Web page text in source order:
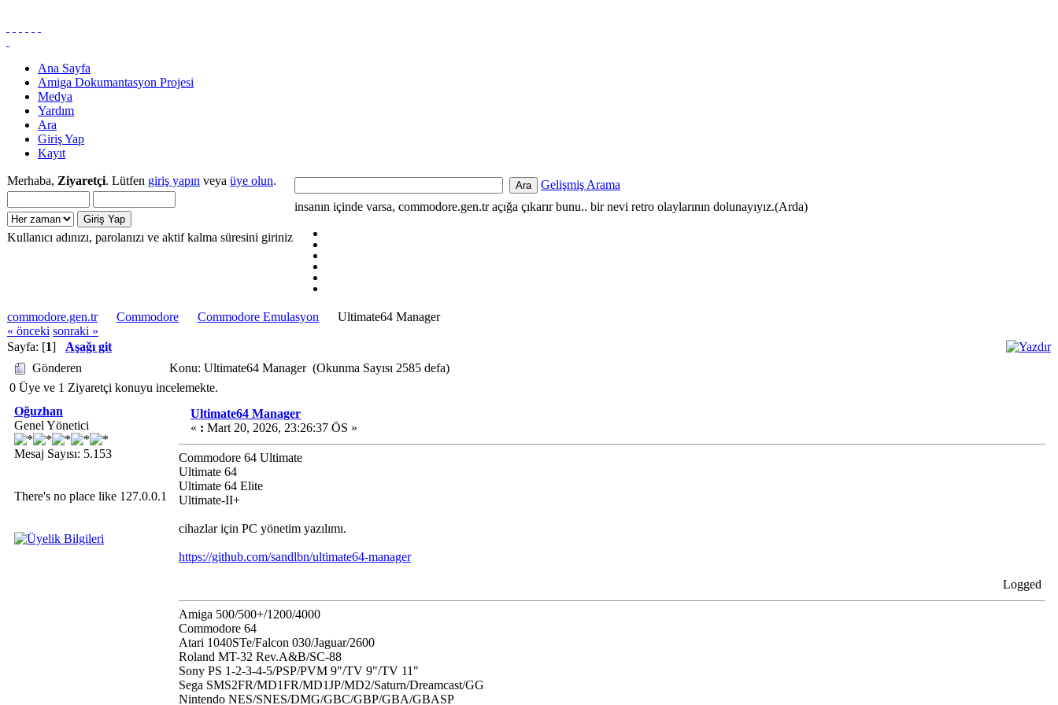
Ana Sayfa
Amiga Dokumantasyon Projesi
Medya
Yardım
Ara
Giriş Yap
Kayıt
Merhaba, Ziyaretçi. Lütfen giriş yapın veya üye olun.
Kullanıcı adınızı, parolanızı ve aktif kalma süresini giriniz
Gelişmiş Arama
insanın içinde varsa, commodore.gen.tr açığa çıkarır bunu.. bir nevi retro olaylarının dolunayıyız.(Arda)
commodore.gen.tr Commodore Commodore Emulasyon
Ultimate64 Manager
« önceki sonraki »
Sayfa: [1] Aşağı git
Gönderen
Konu: Ultimate64 Manager (Okunma Sayısı 2585 defa)
0 Üye ve 1 Ziyaretçi konuyu incelemekte.
Oğuzhan
Genel Yönetici
Mesaj Sayısı: 5.153
There's no place like 127.0.0.1
Ultimate64 Manager
« : Mart 20, 2026, 23:26:37 ÖS »
Commodore 64 Ultimate
Ultimate 64
Ultimate 64 Elite
Ultimate-II+
cihazlar için PC yönetim yazılımı.
https://github.com/sandlbn/ultimate64-manager
Logged
Amiga 500/500+/1200/4000
Commodore 64
Atari 1040STe/Falcon 030/Jaguar/2600
Roland MT-32 Rev.A&B/SC-88
Sony PS 1-2-3-4-5/PSP/PVM 9"/TV 9"/TV 11"
Sega SMS2FR/MD1FR/MD1JP/MD2/Saturn/Dreamcast/GG
Nintendo NES/SNES/DMG/GBC/GBP/GBA/GBASP